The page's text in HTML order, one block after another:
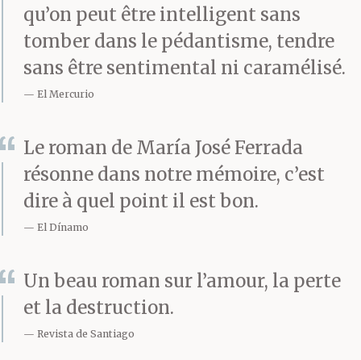
qu’on peut être intelligent sans
tomber dans le pédantisme, tendre
sans être sentimental ni caramélisé.
El Mercurio
Le roman de María José Ferrada
résonne dans notre mémoire, c’est
dire à quel point il est bon.
El Dínamo
Un beau roman sur l’amour, la perte
et la destruction.
Revista de Santiago